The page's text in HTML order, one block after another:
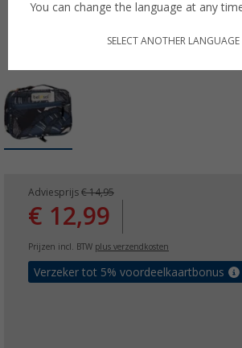
Adviesprijs € 14,95
€ 12,99
Prijzen incl. BTW plus verzendkosten
Verzeker tot 5% voordeelkaartbonus
You can change the language at any
SELECT ANOTHER LANGUAGE